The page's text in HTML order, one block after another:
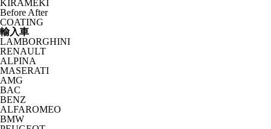
KIRAMEKI
Before After
COATING
輸入車
LAMBORGHINI
RENAULT
ALPINA
MASERATI
AMG
BAC
BENZ
ALFAROMEO
BMW